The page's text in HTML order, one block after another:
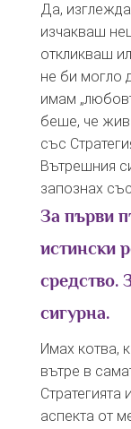
Да,
изчакваш
откликваш
не би могло
имам
беше, че
със
Вътрешния
запознах
За първи
истински
средство.
сигурна.
Имах котва,
вътре в
Стратегията
аспекта от